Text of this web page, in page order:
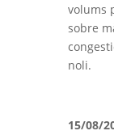
volums
sobre
noli.
15/08/